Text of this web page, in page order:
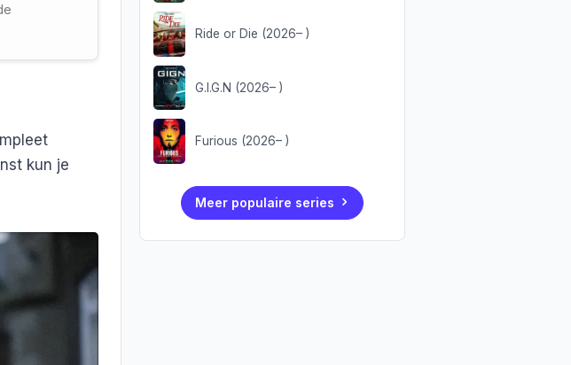
kun je
Ride or Die (2026– )
G.I.G.N (2026– )
Furious (2026– )
Meer populaire series